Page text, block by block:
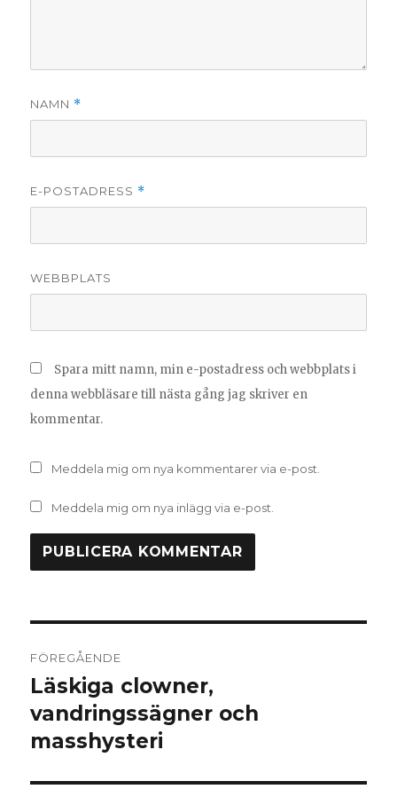
NAMN *
E-POSTADRESS *
WEBBPLATS
Spara mitt namn, min e-postadress och webbplats i
denna webbläsare till nästa gång jag skriver en
kommentar.
Meddela mig om nya kommentarer via e-post.
Meddela mig om nya inlägg via e-post.
FÖREGÅENDE
Föregående
inlägg:
Läskiga clowner,
vandringssägner och
masshysteri